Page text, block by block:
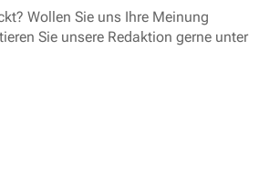
Wollen Sie uns Ihre Meinung
Sie unsere Redaktion gerne unter